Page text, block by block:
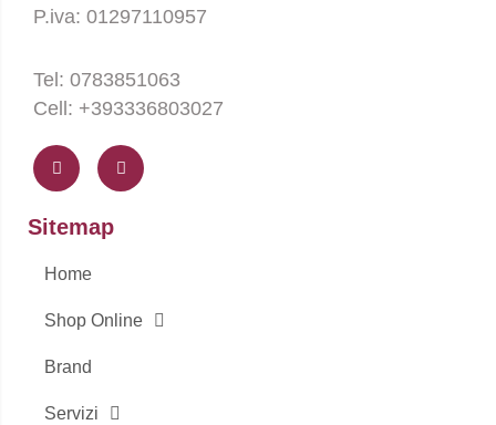
P.iva: 01297110957
Tel: 0783851063
Cell: +393336803027
a
c
e
b
o
-
f
n
s
t
a
Sitemap
Home
Shop Online
Brand
Servizi